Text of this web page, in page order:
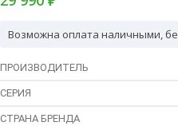
Возможна оплата наличными,
ПРОИЗВОДИТЕЛЬ
СЕРИЯ
СТРАНА БРЕНДА